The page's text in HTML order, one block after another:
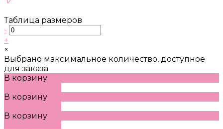
Таблица размеров
-
+
×
Выбрано максимальное количество, доступное
для заказа
В корзину
В корзину
В корзину